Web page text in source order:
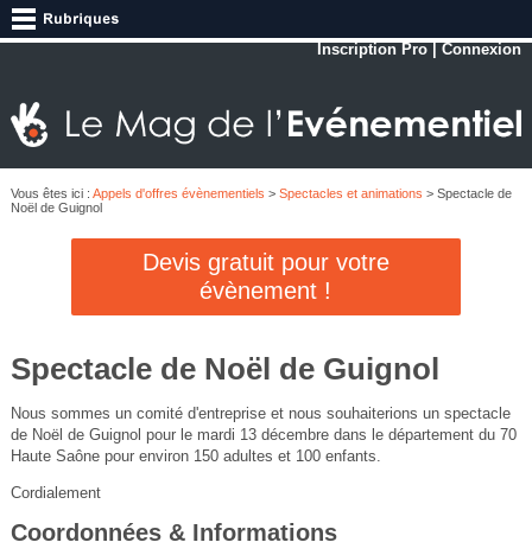
Inscription Pro |Connexion
Vous êtes ici : Appels d'offres évènementiels > Spectacles et animations > Spectacle de
Noël de Guignol
Devis gratuit pour votre
évènement !
Spectacle de Noël de Guignol
Nous sommes un comité d'entreprise et nous souhaiterions un spectacle
de Noël de Guignol pour le mardi 13 décembre dans le département du 70
Haute Saône pour environ 150 adultes et 100 enfants.
Cordialement
Coordonnées & Informations